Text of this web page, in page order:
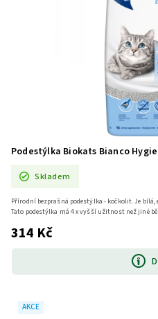
Podestýlka Biokats Bianco
Skladem
314 Kč
Přírodní bezprašná podestýlka - kočkolit. Je
Tato podestýlka má 4 x vyšší užitnost než jiné
AKCE